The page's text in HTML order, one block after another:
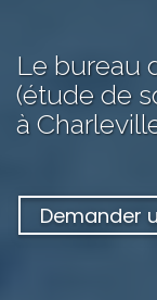
Le bureau
(étude de
à
Demander